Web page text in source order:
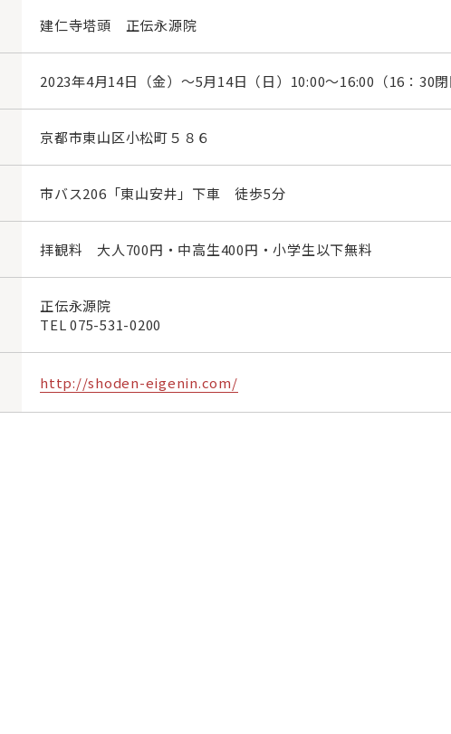
建仁寺塔頭 正伝永源院
2023年4月14日（金）～5月14日（日）10:00～16:00（16：30
京都市東山区小松町５８６
市バス206「東山安井」下車 徒歩5分
拝観料 大人700円・中高生400円・小学生以下無料
正伝永源院
TEL075-531-0200
http://shoden-eigenin.com/